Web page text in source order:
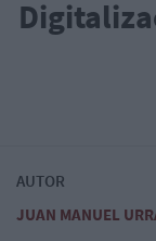
AUTOR
JUAN MANUEL